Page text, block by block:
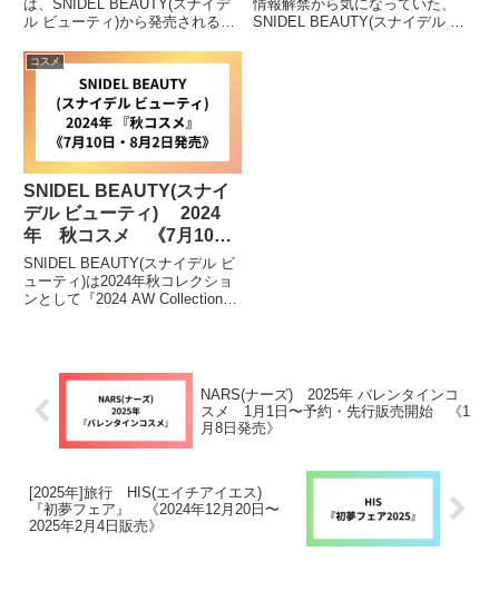
は、SNIDEL BEAUTY(スナイデ
ル ビューティ)から発売される
紹介したいと思います。SNIDEL
BEAUTY(スナイデル ビューティ)
が2024年1月24日(水)より...
情報解禁から気になっていた、
SNIDEL BEAUTY(スナイデル ビ
コスメ
SNIDEL BEAUTY(スナイ
デル ビューティ) 2024
年 秋コスメ 《7月10
日・8月2日発売》
SNIDEL BEAUTY(スナイデル ビ
ューティ)は2024年秋コレクショ
ンとして『2024 AW Collection』
検討している方は...
NARS(ナーズ) 2025年 バレンタインコ
スメ 1月1日〜予約・先行販売開始 《1
月8日発売》
[2025年]旅行 HIS(エイチアイエス)
『初夢フェア』 《2024年12月20日〜
2025年2月4日販売》